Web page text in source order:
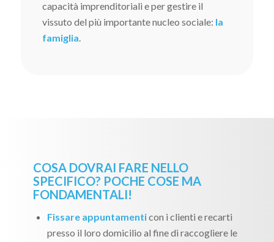
capacità imprenditoriali e per gestire il
vissuto del più importante nucleo sociale: la
famiglia.
COSA DOVRAI FARE NELLO
SPECIFICO? POCHE COSE MA
FONDAMENTALI!
Fissare appuntamenticon i clienti e recarti
presso il loro domicilio al fine di raccogliere le